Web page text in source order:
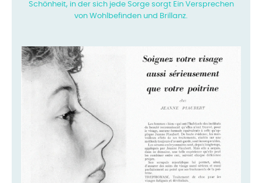
Schönheit, in der sich jede Sorge sorgt Ein Versprechen
von Wohlbefinden und Brillanz.